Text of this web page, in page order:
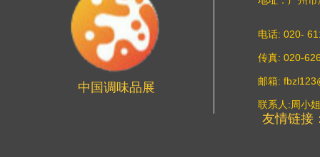
电话: 020-
传真: 020-
邮箱:
联系人:周小
中国调味品展
友情链接